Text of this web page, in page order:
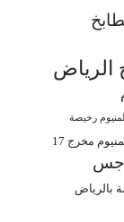
الرياض
رخيصة
مخرج 17
بالرياض